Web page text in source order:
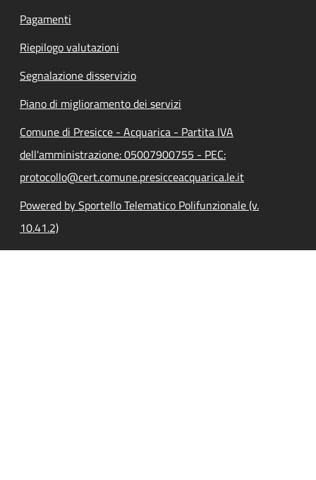
Pagamenti
Riepilogo valutazioni
Segnalazione disservizio
Piano di miglioramento dei servizi
Comune di Presicce - Acquarica - Partita IVA
dell'amministrazione: 05007900755 - PEC:
protocollo@cert.comune.presicceacquarica.le.it
Powered by Sportello Telematico Polifunzionale (v.
10.41.2)